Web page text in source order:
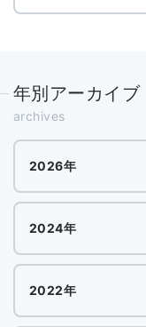
年別アーカイブ
archives
2026年
2024年
2022年